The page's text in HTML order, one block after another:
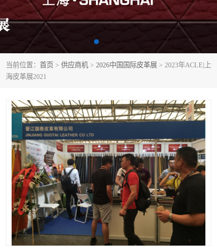
当前位置： 首页 > 供应商机 > 2026中国国际皮革展 > 2023年ACLE|上
海皮革展2021